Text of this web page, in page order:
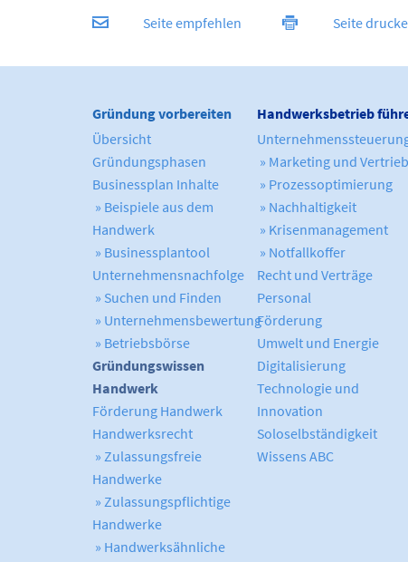
Seite empfehlen Seite
Gründung vorbereiten
Übersicht
Gründungsphasen
Businessplan Inhalte
» Beispiele aus dem
Handwerk
» Businessplantool
Unternehmensnachfolge
» Suchen und Finden
» Unternehmensbewertung
» Betriebsbörse
Gründungswissen
Handwerk
Förderung Handwerk
Handwerksrecht
» Zulassungsfreie
Handwerke
» Zulassungspflichtige
Handwerke
» Handwerksähnliche
Handwerksbetrieb
» Marketing und Vertrieb
» Prozessoptimierung
» Nachhaltigkeit
» Krisenmanagement
» Notfallkoffer
Recht und Verträge
Personal
Förderung
Umwelt und Energie
Digitalisierung
Technologie und
Innovation
Soloselbständigkeit
Wissens ABC